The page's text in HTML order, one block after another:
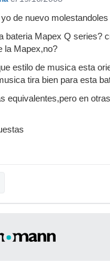
de nuevo molestandoles
bateria Mapex Q series?
la Mapex,no?
estilo de musica esta
tira bien para esta
equivalentes,pero en